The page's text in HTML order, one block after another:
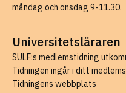
måndag och onsdag 9-11.30.
Universitetsläraren
SULF:s medlemstidning
Tidningen ingår i ditt
Tidningens webbplats